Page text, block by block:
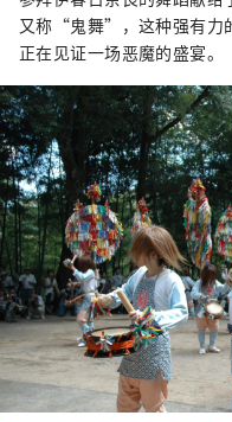
又称“鬼舞”，这种强有力
正在见证一场恶魔的盛宴。